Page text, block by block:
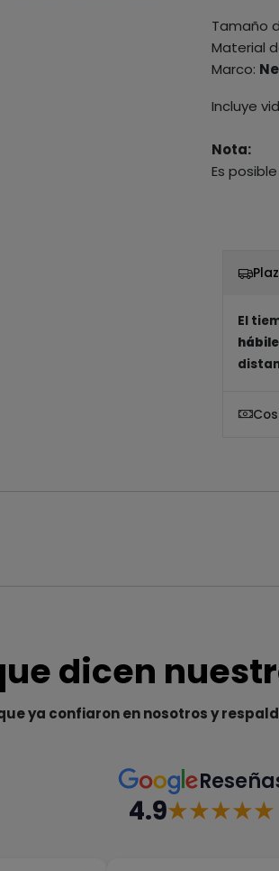
Tamaño
Material
Marco:
Incluye
Nota:
Es
El
dicen
ya confiaron en nosotros y
4.9★★★★★